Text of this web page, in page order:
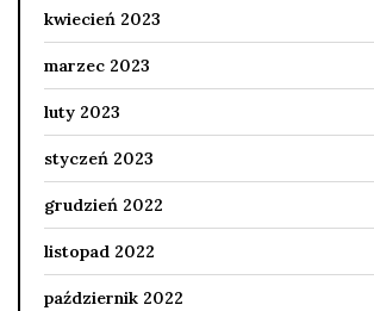
kwiecień 2023
marzec 2023
luty 2023
styczeń 2023
grudzień 2022
listopad 2022
październik 2022